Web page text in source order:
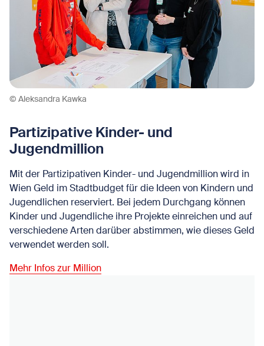
Partizipative Kinder- und
Jugendmillion
Mit der Partizipativen Kinder- und Jugendmillion wird in
Wien Geld im Stadtbudget für die Ideen von Kindern und
Jugendlichen reserviert. Bei jedem Durchgang können
Kinder und Jugendliche ihre Projekte einreichen und auf
verschiedene Arten darüber abstimmen, wie dieses Geld
verwendet werden soll.
Mehr Infos zur Million
© Aleksandra Kawka